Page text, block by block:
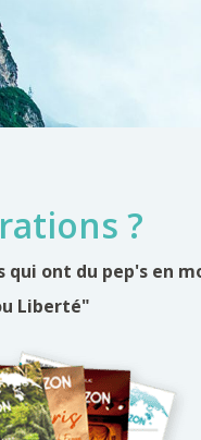
?
ont du pep's en
Liberté"